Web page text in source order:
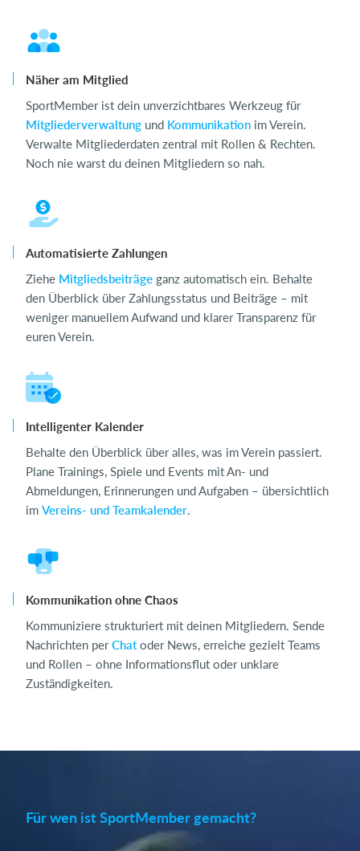
Näher am Mitglied
SportMember ist dein unverzichtbares Werkzeug für
Mitgliederverwaltung und Kommunikation im Verein.
Verwalte Mitgliederdaten zentral mit Rollen & Rechten.
Noch nie warst du deinen Mitgliedern so nah.
Automatisierte Zahlungen
Ziehe Mitgliedsbeiträge ganz automatisch ein. Behalte
den Überblick über Zahlungsstatus und Beiträge – mit
weniger manuellem Aufwand und klarer Transparenz für
euren Verein.
Intelligenter Kalender
Behalte den Überblick über alles, was im Verein passiert.
Plane Trainings, Spiele und Events mit An- und
Abmeldungen, Erinnerungen und Aufgaben – übersichtlich
im Vereins- und Teamkalender.
Kommunikation ohne Chaos
Kommuniziere strukturiert mit deinen Mitgliedern. Sende
Nachrichten perChatoder News, erreiche gezielt Teams
und Rollen – ohne Informationsflut oder unklare
Zuständigkeiten.
Für wen ist SportMember gemacht?